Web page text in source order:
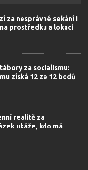
za nesprávné sekání i
prostředku a lokaci
za socialismu:
získá 12 ze 12 bodů
realitě za
ukáže, kdo má